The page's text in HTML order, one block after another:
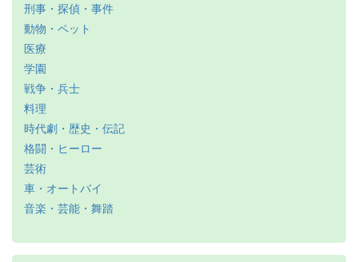
刑事・探偵・事件
動物・ペット
医療
学園
戦争・兵士
料理
時代劇・歴史・伝記
格闘・ヒーロー
芸術
車・オートバイ
音楽・芸能・舞踏